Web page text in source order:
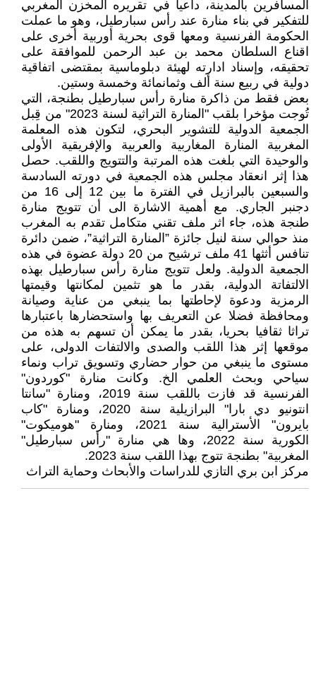
المسافرين بالمدينة، داعيا في تقريره المخزن المغربي
للتفكير في بناء منارة عند رأس سبارطيل، وهو ما عملت
الحكومة الفرنسية ومعها قوى بحرية أوربية أخرى على
اقناع السلطان محمد بن عبد الرحمن للموافقة على
تحقيقه، وإسناد ادارته لهيئة دبلوماسية بمقتضى اتفاقية
دولية في ربيع سنة ألف وثمانمائة وخمسة وستين.
بعض فقط من ذاكرة منارة رأس سبارطيل بطنجة، التي
تُوجت مؤخرا بلقب "المنارة التراثية لسنة 2023" من قِبل
الجمعية الدولية للتشوير البحري، لتكون هذه المعلمة
المغربية المنارة المغاربية والعربية والإفريقية الأولى
والوحيدة التي بلغت هذه المرتبة والتتويج واللقب. حصل
هذا إثر انعقاد مجلس هذه الجمعية في دورته السادسة
والسبعين بالبرازيل في الفترة ما بين 12 إلى 16 من
دجنبر الجاري. مع أهمية الاشارة الى أن تتويج منارة
طنجة هذه، جاء اثر ملف تقني متكامل تقدم به المغرب
منذ حوالي سنة لنيل جائزة ”المنارة التراثية”، ضمن دائرة
تنافس أثثها 41 ملف ترشيح من 20 دولة عضوة في هذه
الجمعية الدولية. ولعل تتويج منارة رأس سبارطيل بهذه
الالتفاتة الدولية، بقدر ما هو تثمين لمكانتها وقيمتها
الرمزية ودعوة لإحاطتها بما ينبغي من عناية وصيانة
ومحافظة فضلا عن التعريف بها واستحضارها باعتبارها
تراثا ثقافيا بحريا، بقدر ما يمكن أن تسهم به هذه من
موقعها إثر هذا اللقب والصدى والالتفات الدولى، على
مستوى ما ينبغي من حوار حضاري وتسويق تراب ونماء
سياحي وبحث العلمي الخ. وكانت منارة "كوردون"
الفرنسية قد فازت باللقب سنة 2019، ومنارة "سانتا
انتونيو دي بارا" البرازيلية سنة 2020، ومنارة "كاب
بايرون" الأسترالية سنة 2021، ومنارة "هوميكوت"
الكورية سنة 2022، وها هي منارة "رأس سبارطيل"
المغربية" بطنجة تتوج بهذا اللقب سنة 2023.
مركز ابن بري التازي للدراسات والأبحاث وحماية التراث